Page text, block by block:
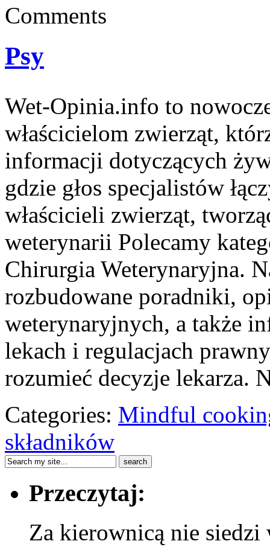
Comments
Psy
Wet-Opinia.info to
właścicielom zwierząt,
informacji dotyczących
gdzie głos specjalistów
właścicieli zwierząt,
weterynarii Polecamy
Chirurgia Weterynaryjna.
rozbudowane poradniki,
weterynaryjnych, a także
lekach i regulacjach
rozumieć decyzje lekarza.
Categories: Mindful
składników
Przeczytaj:
Za kierownicą nie siedzi